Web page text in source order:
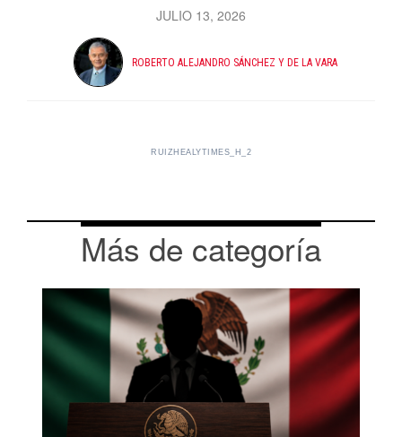
JULIO 13, 2026
ROBERTO ALEJANDRO SÁNCHEZ Y DE LA VARA
RUIZHEALYTIMES_H_2
Más de categoría